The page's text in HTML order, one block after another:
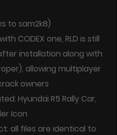
to sam2k8)
CODEX one, RLD is still
installation along with
allowing multiplayer
owners
Hyundai R5 Rally Car,
Icon
all files are identical to